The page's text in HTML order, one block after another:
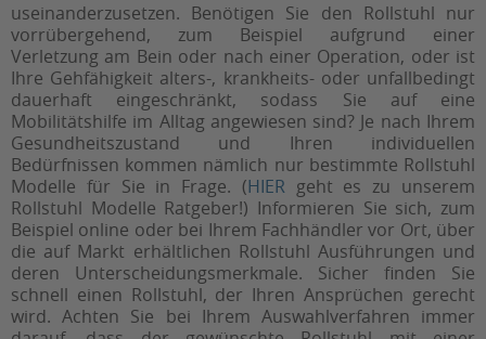
useinanderzusetzen. Benötigen Sie den Rollstuhl nur
vorrübergehend, zum Beispiel aufgrund einer
Verletzung am Bein oder nach einer Operation, oder ist
Ihre Gehfähigkeit alters-, krankheits- oder unfallbedingt
dauerhaft eingeschränkt, sodass Sie auf eine
Mobilitätshilfe im Alltag angewiesen sind? Je nach Ihrem
Gesundheitszustand und Ihren individuellen
Bedürfnissen kommen nämlich nur bestimmte Rollstuhl
Modelle für Sie in Frage. (HIERgeht es zu unserem
Rollstuhl Modelle Ratgeber!) Informieren Sie sich, zum
Beispiel online oder bei Ihrem Fachhändler vor Ort, über
die auf Markt erhältlichen Rollstuhl Ausführungen und
deren Unterscheidungsmerkmale. Sicher finden Sie
schnell einen Rollstuhl, der Ihren Ansprüchen gerecht
wird. Achten Sie bei Ihrem Auswahlverfahren immer